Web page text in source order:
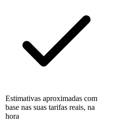
Estimativas aproximadas com
base nas suas tarifas reais, na
hora